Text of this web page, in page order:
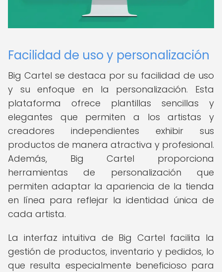
Facilidad de uso y personalización
Big Cartel se destaca por su facilidad de uso
y su enfoque en la personalización. Esta
plataforma ofrece plantillas sencillas y
elegantes que permiten a los artistas y
creadores independientes exhibir sus
productos de manera atractiva y profesional.
Además, Big Cartel proporciona
herramientas de personalización que
permiten adaptar la apariencia de la tienda
en línea para reflejar la identidad única de
cada artista.
La interfaz intuitiva de Big Cartel facilita la
gestión de productos, inventario y pedidos, lo
que resulta especialmente beneficioso para